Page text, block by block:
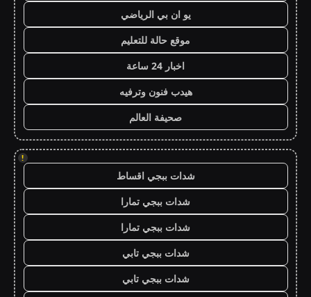
يو ان بي الرياضي
موقع حالة للتعليم
اخبار 24 ساعة
هيدب فنون وترفيه
صحيفة العالم
!
شدات ببجي اقساط
شدات ببجي تمارا
شدات ببجي تمارا
شدات ببجي تابي
شدات ببجي تابي